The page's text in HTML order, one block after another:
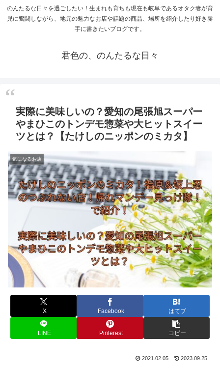
のんたるな日々を過ごしたい！生まれも育ちも現在も岐阜であるオタク妻が育
児に奮闘しながら、地元の魅力なお店や話題の商品、場所を紹介したり好き勝
手に書きたいブログです。
君色の、のんたるな日々
実際に美味しいの？愛知の尾張旭スーパー
やまひこのトンデモ惣菜や大ヒットスイー
ツとは？【たけしのニッポンのミカタ】
気になるお店
X Facebook はてブ
LINE Pinterest コピー
2021.02.05 2023.09.25